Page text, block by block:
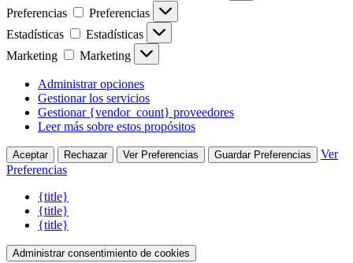
Preferencias
Preferencias
Estadísticas
Estadísticas
Marketing
Marketing
Administrar opciones
Gestionar los servicios
Gestionar {vendor_count} proveedores
Leer más sobre estos propósitos
Aceptar Rechazar Ver Preferencias Guardar Preferencias
Ver
Preferencias
{title}
{title}
{title}
Administrar consentimiento de cookies